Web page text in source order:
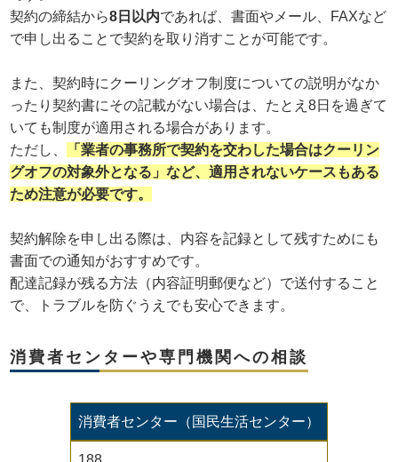
契約の締結から8日以内であれば、書面やメール、FAXなど
で申し出ることで契約を取り消すことが可能です。
また、契約時にクーリングオフ制度についての説明がなか
ったり契約書にその記載がない場合は、たとえ8日を過ぎて
いても制度が適用される場合があります。
ただし、
「業者の事務所で契約を交わした場合はクーリン
グオフの対象外となる」など、適用されないケースもある
ため注意が必要です。
契約解除を申し出る際は、内容を記録として残すためにも
書面での通知がおすすめです。
配達記録が残る方法（内容証明郵便など）で送付すること
で、トラブルを防ぐうえでも安心できます。
消費者センターや専門機関への相談
消費者センター（国民生活センター）